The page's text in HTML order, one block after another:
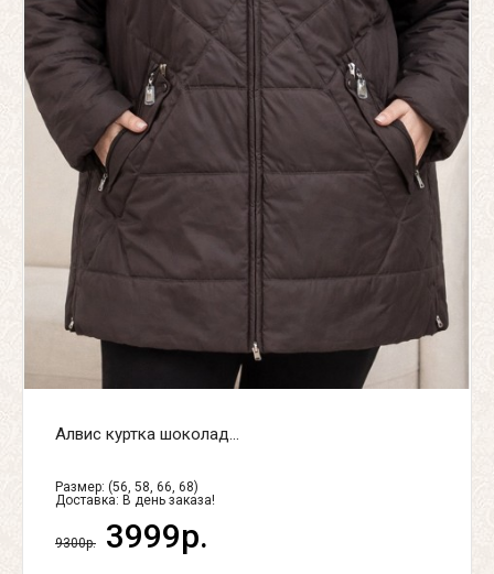
Алвис куртка шоколад...
Размер: (56, 58, 66, 68)
Доставка: В день заказа!
9300р. 3999р.